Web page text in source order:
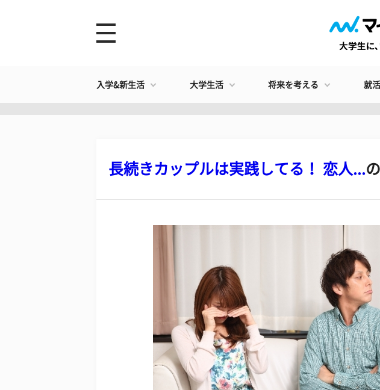
入学&新生活 大学生活 将来を考える 就
長続きカップルは実践してる！ 恋人...